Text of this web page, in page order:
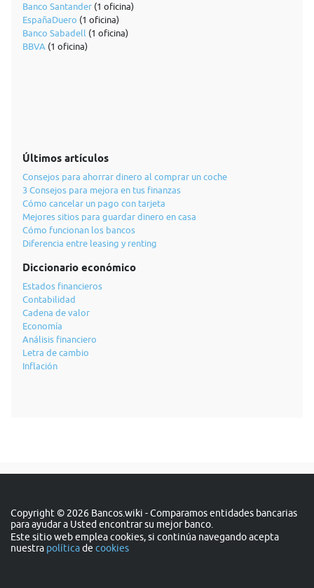
Banco Santander (1 oficina)
EspañaDuero (1 oficina)
Banco Sabadell (1 oficina)
BBVA (1 oficina)
Últimos artículos
Consejos para ahorrar dinero al comprar un coche
3 Consejos para mejora en tus finanzas
Cómo cancelar un pago con tarjeta
Mejores sitios para guardar dinero en casa
Cómo funcionan los bancos
Diferencia entre leasing y renting
Diccionario económico
Estados financieros
Contabilidad
Cadena de valor
Economía
Análisis financiero
Letra de cambio
Inflación
Copyright © 2026 Bancos.wiki - Comparamos entidades bancarias
para ayudar a Usted encontrar su mejor banco.
Este sitio web emplea cookies, si continúa navegando acepta
nuestra políticade cookies